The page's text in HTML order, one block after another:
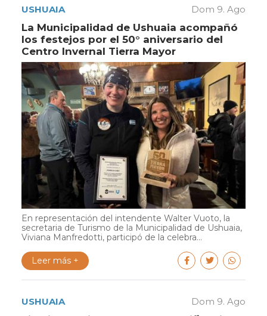
USHUAIA Dom 9. Ago
La Municipalidad de Ushuaia acompañó
los festejos por el 50° aniversario del
Centro Invernal Tierra Mayor
En representación del intendente Walter Vuoto, la
secretaria de Turismo de la Municipalidad de Ushuaia,
Viviana Manfredotti, participó de la celebra...
Leer más +
USHUAIA Dom 9. Ago